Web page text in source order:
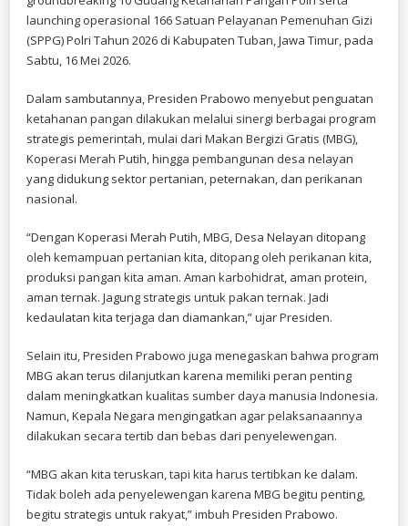
launching operasional 166 Satuan Pelayanan Pemenuhan Gizi
(SPPG) Polri Tahun 2026 di Kabupaten Tuban, Jawa Timur, pada
Sabtu, 16 Mei 2026.
Dalam sambutannya, Presiden Prabowo menyebut penguatan
ketahanan pangan dilakukan melalui sinergi berbagai program
strategis pemerintah, mulai dari Makan Bergizi Gratis (MBG),
Koperasi Merah Putih, hingga pembangunan desa nelayan
yang didukung sektor pertanian, peternakan, dan perikanan
nasional.
“Dengan Koperasi Merah Putih, MBG, Desa Nelayan ditopang
oleh kemampuan pertanian kita, ditopang oleh perikanan kita,
produksi pangan kita aman. Aman karbohidrat, aman protein,
aman ternak. Jagung strategis untuk pakan ternak. Jadi
kedaulatan kita terjaga dan diamankan,” ujar Presiden.
Selain itu, Presiden Prabowo juga menegaskan bahwa program
MBG akan terus dilanjutkan karena memiliki peran penting
dalam meningkatkan kualitas sumber daya manusia Indonesia.
Namun, Kepala Negara mengingatkan agar pelaksanaannya
dilakukan secara tertib dan bebas dari penyelewengan.
“MBG akan kita teruskan, tapi kita harus tertibkan ke dalam.
Tidak boleh ada penyelewengan karena MBG begitu penting,
begitu strategis untuk rakyat,” imbuh Presiden Prabowo.